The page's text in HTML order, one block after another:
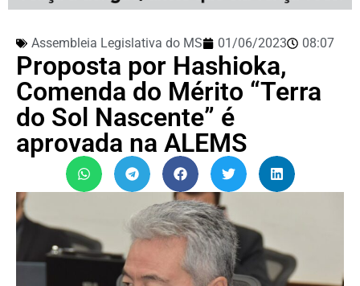
Assembleia Legislativa do MS 01/06/2023 08:07
Proposta por Hashioka,
Comenda do Mérito “Terra
do Sol Nascente” é
aprovada na ALEMS